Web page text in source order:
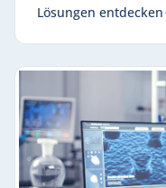
Lösungen entdecken